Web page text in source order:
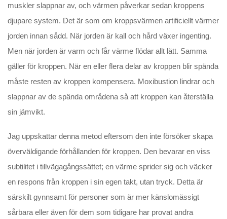
muskler slappnar av, och värmen påverkar sedan kroppens
djupare system. Det är som om kroppsvärmen artificiellt värmer
jorden innan sådd. När jorden är kall och hård växer ingenting.
Men när jorden är varm och får värme flödar allt lätt. Samma
gäller för kroppen. När en eller flera delar av kroppen blir spända
måste resten av kroppen kompensera. Moxibustion lindrar och
slappnar av de spända områdena så att kroppen kan återställa
sin jämvikt.
Jag uppskattar denna metod eftersom den inte försöker skapa
överväldigande förhållanden för kroppen. Den bevarar en viss
subtilitet i tillvägagångssättet; en värme sprider sig och väcker
en respons från kroppen i sin egen takt, utan tryck. Detta är
särskilt gynnsamt för personer som är mer känslomässigt
sårbara eller även för dem som tidigare har provat andra